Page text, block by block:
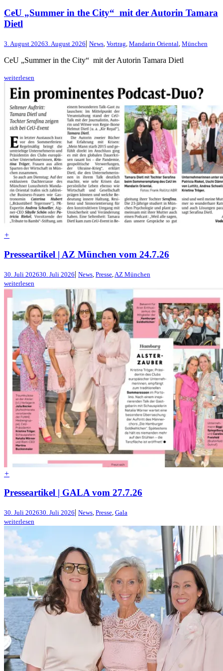
CeU „Summer in the City“ mit der Autorin Tamara
Dietl
3. August 20263. August 2026| News, Vortrag, Mandarin Oriental, München
CeU „Summer in the City“ mit der Autorin Tamara Dietl
weiterlesen
+
Presseartikel | AZ München vom 24.7.26
30. Juli 202630. Juli 2026| News Presse AZ München
weiterlesen
+
Presseartikel | GALA vom 27.7.26
30. Juli 202630. Juli 2026| News, Presse, Gala
weiterlesen